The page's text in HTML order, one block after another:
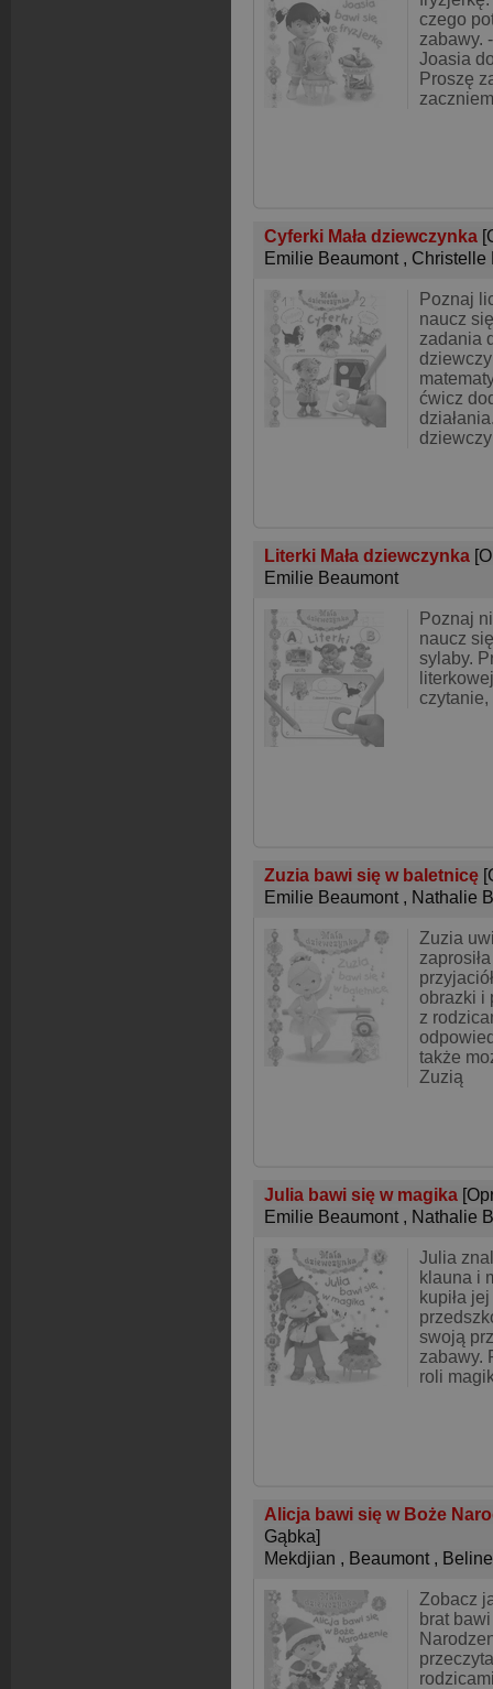
czego
zabawy.
Joasia
Proszę
Cyferki Mała dziewczynka
Emilie Beaumont , Christelle
Poznaj
naucz
zadania
ćwicz
Literki Mała dziewczynka
Emilie Beaumont
Poznaj
naucz
sylaby.
czytanie,
Zuzia bawi się w baletnicę
Emilie Beaumont , Nathalie
Zuzia
obrazki i
z
także
Zuzią
Julia bawi się w magika
Emilie Beaumont , Nathalie
Julia
klauna i
kupiła
swoją
zabawy.
roli
Alicja bawi się w Boże
Gąbka]
Mekdjian , Beaumont ,
Zobacz
brat